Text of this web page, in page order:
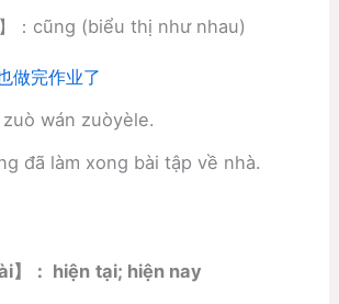
】：cũng (biểu thị như nhau)
做完作业了
wán zuòyèle.
đã làm xong bài tập về nhà.
】 ： hiện tại; hiệnnay